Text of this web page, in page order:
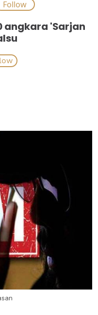
angkara 'Sarjan